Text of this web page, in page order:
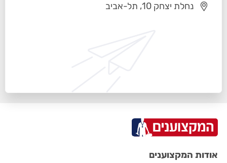
נחלת יצחק 10, תל-אביב
אודות המקצוענים